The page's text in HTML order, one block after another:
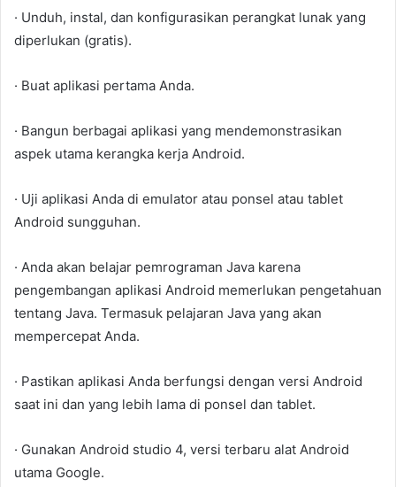
· Unduh, instal, dan konfigurasikan perangkat lunak yang
diperlukan (gratis).
· Buat aplikasi pertama Anda.
· Bangun berbagai aplikasi yang mendemonstrasikan
aspek utama kerangka kerja Android.
· Uji aplikasi Anda di emulator atau ponsel atau tablet
Android sungguhan.
· Anda akan belajar pemrograman Java karena
pengembangan aplikasi Android memerlukan pengetahuan
tentang Java. Termasuk pelajaran Java yang akan
mempercepat Anda.
· Pastikan aplikasi Anda berfungsi dengan versi Android
saat ini dan yang lebih lama di ponsel dan tablet.
· Gunakan Android studio 4, versi terbaru alat Android
utama Google.